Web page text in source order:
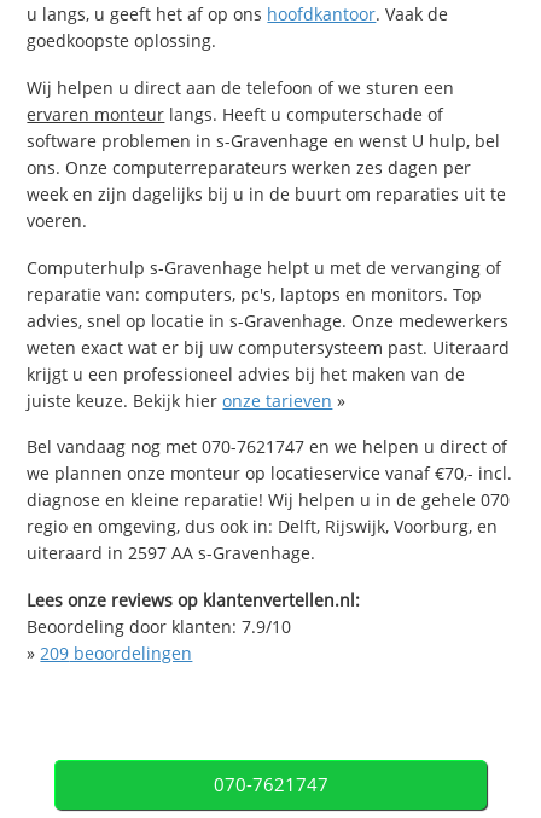
u langs, u geeft het af op ons hoofdkantoor. Vaak de
goedkoopste oplossing.
Wij helpen u direct aan de telefoon of we sturen een
ervaren monteur langs. Heeft u computerschade of
software problemen in s-Gravenhage en wenst U hulp, bel
ons. Onze computerreparateurs werken zes dagen per
week en zijn dagelijks bij u in de buurt om reparaties uit te
voeren.
Computerhulp s-Gravenhage helpt u met de vervanging of
reparatie van: computers, pc's, laptops en monitors. Top
advies, snel op locatie in s-Gravenhage. Onze medewerkers
weten exact wat er bij uw computersysteem past. Uiteraard
krijgt u een professioneel advies bij het maken van de
juiste keuze. Bekijk hieronze tarieven »
Bel vandaag nog met 070-7621747 en we helpen u direct of
we plannen onze monteur op locatieservice vanaf €70,- incl.
diagnose en kleine reparatie! Wij helpen u in de gehele 070
regio en omgeving, dus ook in: Delft, Rijswijk, Voorburg, en
uiteraard in 2597 AA s-Gravenhage.
Lees onze reviews op klantenvertellen.nl:
Beoordeling door klanten:7.9/10
»209 beoordelingen
070-7621747